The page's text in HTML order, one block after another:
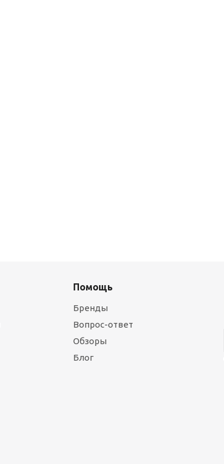
Помощь
Бренды
Вопрос-ответ
Обзоры
Блог